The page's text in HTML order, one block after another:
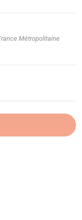
Métropolitaine